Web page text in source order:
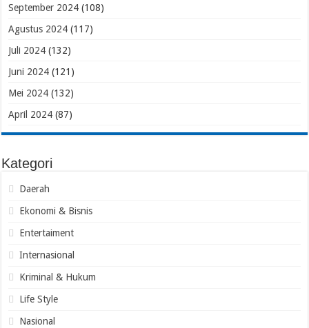
September 2024 (108)
Agustus 2024 (117)
Juli 2024 (132)
Juni 2024 (121)
Mei 2024 (132)
April 2024 (87)
Kategori
Daerah
Ekonomi & Bisnis
Entertaiment
Internasional
Kriminal & Hukum
Life Style
Nasional